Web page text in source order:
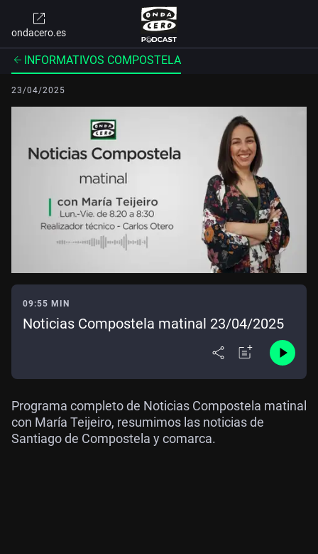
ondacero.es
INFORMATIVOS COMPOSTELA
23/04/2025
09:55 MIN
Noticias Compostela matinal 23/04/2025
Programa completo de Noticias Compostela matinal
con María Teijeiro, resumimos las noticias de
Santiago de Compostela y comarca.